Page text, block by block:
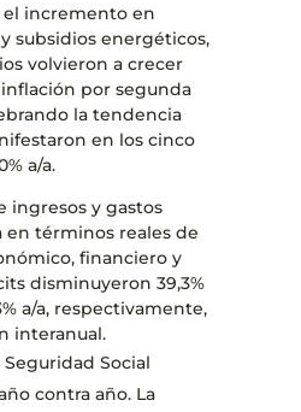
incremento en
subsidios energéticos,
volvieron a crecer
por segunda
la tendencia
en los cinco
a/a.
ingresos y gastos
en términos reales de
financiero y
disminuyeron 39,3%
a/a, respectivamente,
interanual.
Seguridad Social
contra año. La